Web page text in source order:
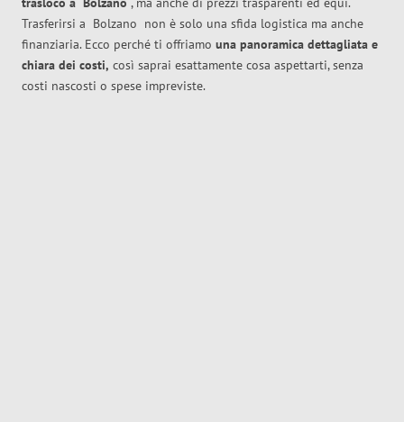
Trasferirsi a Bolzano non è solo una sfida logistica ma anche
finanziaria. Ecco perché ti offriamo una panoramica dettagliata e
chiara dei costi, così saprai esattamente cosa aspettarti, senza
costi nascosti o spese impreviste.